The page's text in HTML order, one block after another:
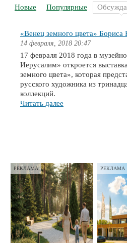
Новые Популярные
«Венец земного цвета» Бориса
14 февраля, 2018 20:47
17 февраля 2018 года в
Иерусалим» откроется
земного цвета», которая
русского художника из
коллекций.
Читать далее
РЕКЛАМА РЕКЛАМА